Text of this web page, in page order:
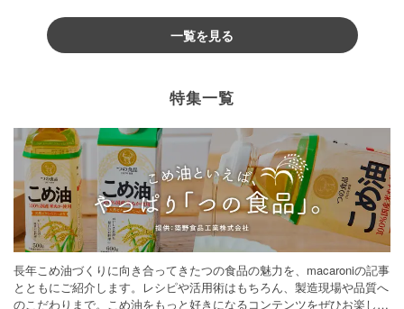
一覧を見る
特集一覧
長年こめ油づくりに向き合ってきたつの食品の魅力を、macaroniの記事
とともにご紹介します。レシピや活用術はもちろん、製造現場や品質へ
のこだわりまで。こめ油をもっと好きになるコンテンツをぜひお楽しみ